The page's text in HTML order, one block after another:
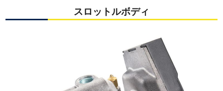
スロットルボディ